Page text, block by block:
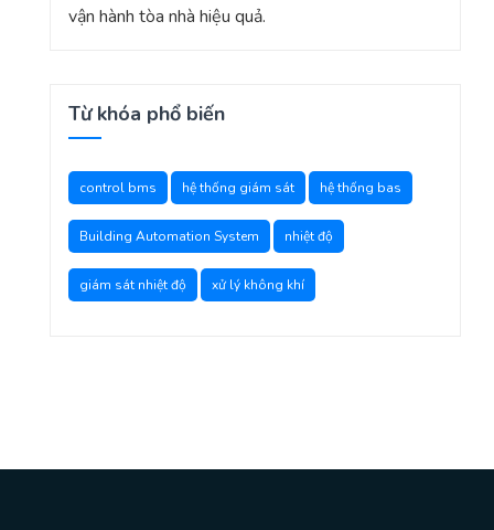
vận hành tòa nhà hiệu quả.
Từ khóa phổ biến
control bms hệ thống giám sát hệ thống bas
Building Automation System nhiệt độ
giám sát nhiệt độ xử lý không khí